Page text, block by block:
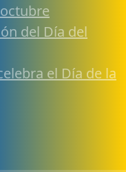
del Día del
el Día de la